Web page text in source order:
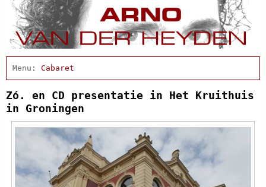
Home
Afscheidsbijeenkomst
Condoleance
Actueel
Arno Schrijft
Cabaret
Discografie
Projecten
Schnabbel en babbel
Biografie
Agenda
Zó. en CD presentatie in Het Kruithuis
in Groningen